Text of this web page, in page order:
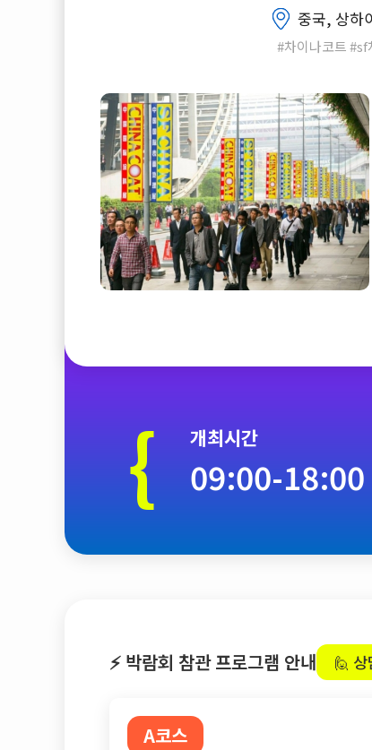
중국, 상하
#차이나코트 #sf
{ 개최시간
09:00-18:00
⚡ 박람회 참관 프로그램 안내 🙋 상
A코스